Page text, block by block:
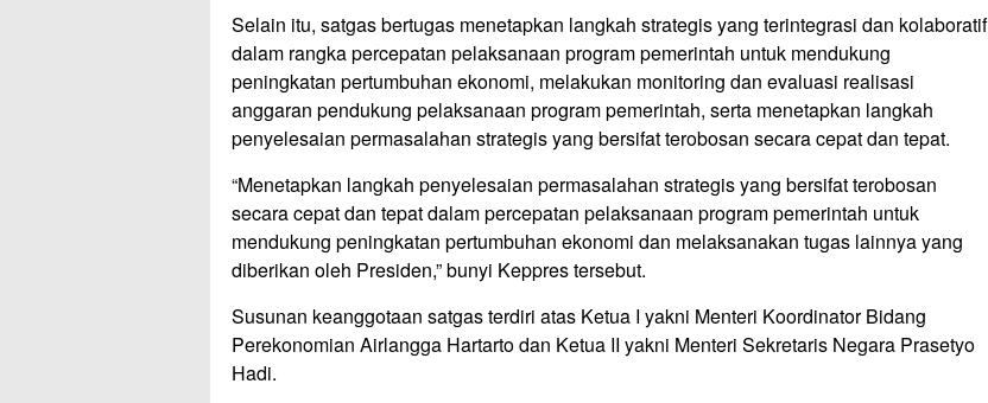
Selain itu, satgas bertugas menetapkan langkah strategis yang terintegrasi dan kolaboratif
dalam rangka percepatan pelaksanaan program pemerintah untuk mendukung
peningkatan pertumbuhan ekonomi, melakukan monitoring dan evaluasi realisasi
anggaran pendukung pelaksanaan program pemerintah, serta menetapkan langkah
penyelesaian permasalahan strategis yang bersifat terobosan secara cepat dan tepat.
“Menetapkan langkah penyelesaian permasalahan strategis yang bersifat terobosan
secara cepat dan tepat dalam percepatan pelaksanaan program pemerintah untuk
mendukung peningkatan pertumbuhan ekonomi dan melaksanakan tugas lainnya yang
diberikan oleh Presiden,” bunyi Keppres tersebut.
Susunan keanggotaan satgas terdiri atas Ketua I yakni Menteri Koordinator Bidang
Perekonomian Airlangga Hartarto dan Ketua II yakni Menteri Sekretaris Negara Prasetyo
Hadi.